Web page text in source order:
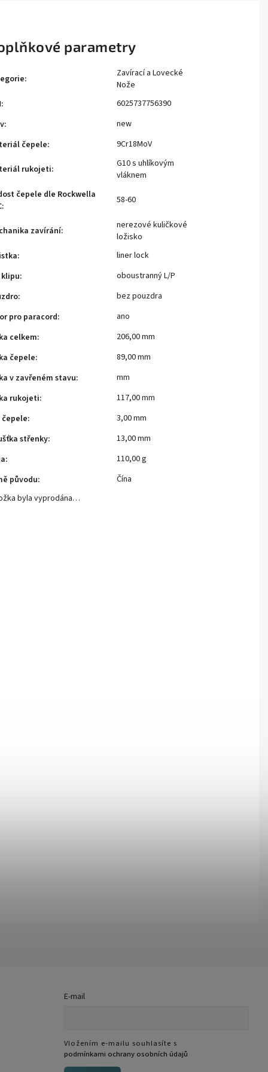
parametry
:
Zavírací a Lovecké
Nože
:
6025737756390
:
new
čepele: 9Cr18MoV
rukojeti:
G10 s uhlíkovým
vláknem
čepele dle Rockwella
:
58-60
zavírání:
nerezové kuličkové
ložisko
:
liner lock
:
oboustranný L/P
:
bez pouzdra
pro paracord:
ano
celkem:
206,00 mm
čepele:
89,00 mm
v zavřeném stavu:
mm
rukojeti:
117,00 mm
:
3,00 mm
střenky:
13,00 mm
:
110,00 g
původu:
Čína
byla vyprodána…
E-mail
Vložením e-mailu souhlasíte s
podmínkami ochrany osobních údajů